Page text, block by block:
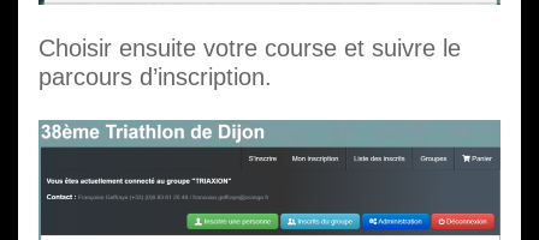
Choisir ensuite votre course et suivre le
parcours d’inscription.